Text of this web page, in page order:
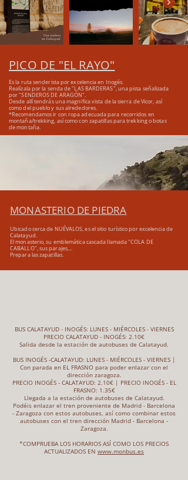
PICO DE "EL RAYO"
Es la ruta senderista por excelenciaen Inogés.
Realízala por la senda de "LAS BARDERAS", una pista señalizada
por "SENDEROS DE ARAGÓN".
Desde allí tendrás una magnifica vista de la sierra de Vicor, así
como del pueblo y sus alrededores.
*Recomendamos ir con ropa adecuada para recorridos en
montaña/trekking, así como con zapatillas para trekking o botas
de montaña.
MONASTERIO DE PIEDRA
Ubicado cerca de NUÉVALOS, es el sitio turístico por excelencia de
Calatayud.
El monasterio, su emblemática cascada llamada "COLA DE
CABALLO", sus parajes,...
Prepara las zapatillas.
BUS CALATAYUD - INOGÉS: LUNES - MIÉRCOLES - VIERNES
PRECIO CALATAYUD - INOGÉS: 2.10€
Salida desde la estación de autobuses de Calatayud.
BUS INOGÉS -CALATAYUD: LUNES - MIÉRCOLES - VIERNES |
Con parada en EL FRASNO para poder enlazar con el
dirección zaragoza.
PRECIO INOGÉS - CALATAYUD: 2.10€ | PRECIO INOGÉS - EL
FRASNO: 1.35€
Llegada a la estación de autobuses de Calatayud.
Podéis enlazar el tren proveniente de Madrid - Barcelona
- Zaragoza con estos autobuses, así como combinar estos
autobuses con el tren dirección Madrid - Barcelona -
Zaragoza.
*COMPRUEBA LOS HORARIOS ASÍ COMO LOS PRECIOS
ACTUALIZADOS EN www.monbus.es